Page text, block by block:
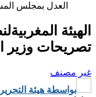
العدل بمجلس
الهيئة
تصريحات وزير
غير مصنف
بواسطة هيئة التحرير